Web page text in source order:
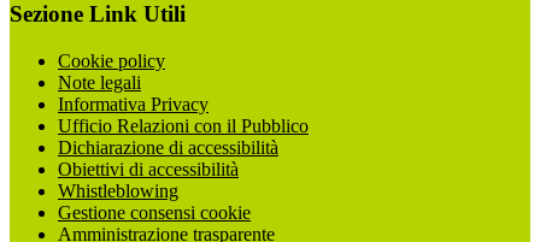
Sezione Link Utili
Cookie policy
Note legali
Informativa Privacy
Ufficio Relazioni con il Pubblico
Dichiarazione di accessibilità
Obiettivi di accessibilità
Whistleblowing
Gestione consensi cookie
Amministrazione trasparente